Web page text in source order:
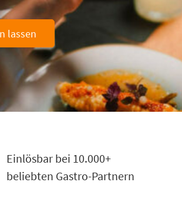
MITARBEITER-INCENTIVIERUNG
lassen
Einlösbar bei 10.000+
beliebten Gastro-Partnern